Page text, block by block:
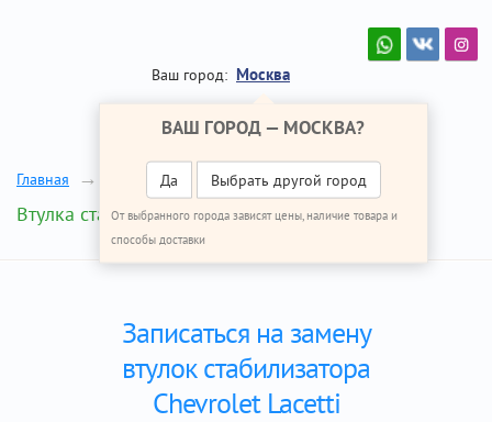
Ваш город: Москва
ВАШ ГОРОД — МОСКВА?
Да Выбрать другой город
От выбранного города зависят цены, наличие товара и
способы доставки
Главная Ремонт Шевроле Лачетти
Втулка стабилизатора
Записаться на замену
втулок стабилизатора
Chevrolet Lacetti